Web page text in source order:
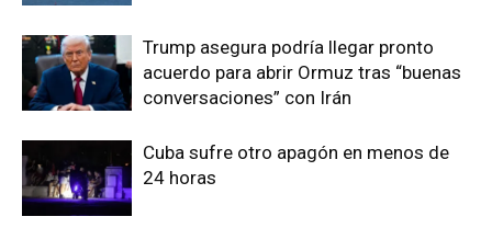
Trump asegura podría llegar pronto
acuerdo para abrir Ormuz tras “buenas
conversaciones” con Irán
Cuba sufre otro apagón en menos de
24 horas